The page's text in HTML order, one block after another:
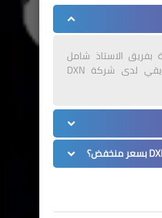
الاستاذ شامل
العبيدي قائد فريق تسويقي لدى شركة DXN